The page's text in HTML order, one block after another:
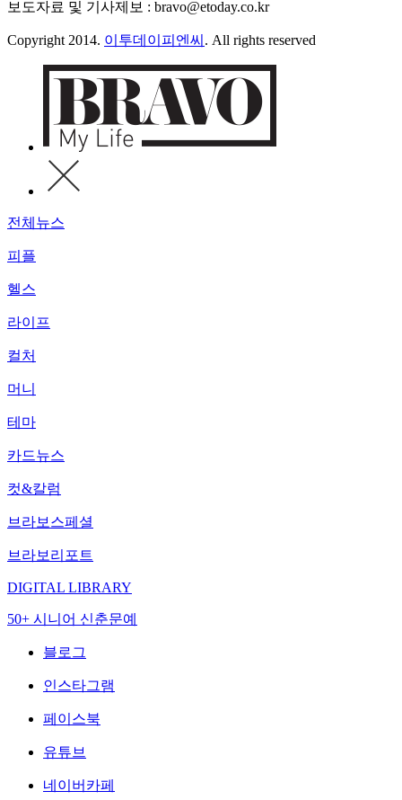
보도자료 및 기사제보 : bravo@etoday.co.kr
Copyright 2014. 이투데이피엔씨 . All rights reserved
전체뉴스
피플
헬스
라이프
컬처
머니
테마
카드뉴스
컷&칼럼
브라보스페셜
브라보리포트
DIGITAL LIBRARY
50+ 시니어 신춘문예
블로그
인스타그램
페이스북
유튜브
네이버카페